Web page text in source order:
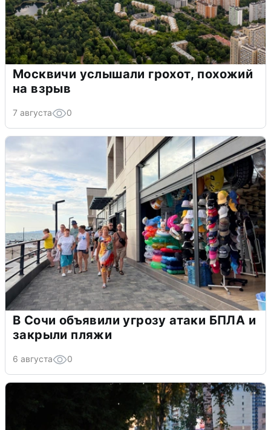
Москвичи услышали грохот, похожий
на взрыв
7 августа 0
В Сочи объявили угрозу атаки БПЛА и
закрыли пляжи
6 августа 0